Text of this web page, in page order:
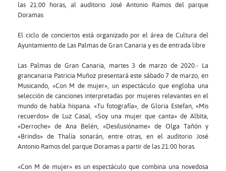
las 21:00 horas, al auditorio José Antonio Ramos del parque
Doramas
El ciclo de conciertos está organizado por el área de Cultura del
Ayuntamiento de Las Palmas de Gran Canaria y es de entrada libre
Las Palmas de Gran Canaria, martes 3 de marzo de 2020.- La
grancanaria Patricia Muñoz presentará este sábado 7 de marzo, en
Musicando, «Con M de mujer», un espectáculo que engloba una
selección de canciones interpretadas por mujeres relevantes en el
mundo de habla hispana. «Tu fotografía», de Gloria Estefan, «Mis
recuerdos» de Luz Casal, «Soy una mujer que canta» de Albita,
«Derroche» de Ana Belén, «Desilusióname» de Olga Tañón y
«Brindis» de Thalía sonarán, entre otras, en el auditorio José
Antonio Ramos del parque Doramas a partir de las 21:00 horas.
«Con M de mujer» es un espectáculo que combina una novedosa